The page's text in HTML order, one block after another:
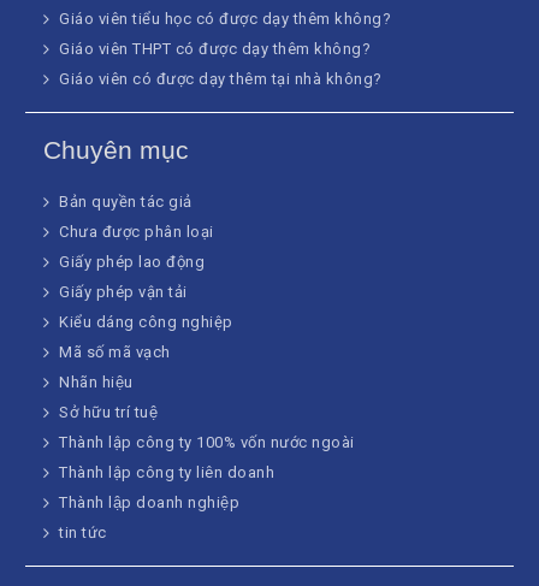
Giáo viên tiểu học có được dạy thêm không?
Giáo viên THPT có được dạy thêm không?
Giáo viên có được dạy thêm tại nhà không?
Chuyên mục
Bản quyền tác giả
Chưa được phân loại
Giấy phép lao động
Giấy phép vận tải
Kiểu dáng công nghiệp
Mã số mã vạch
Nhãn hiệu
Sở hữu trí tuệ
Thành lập công ty 100% vốn nước ngoài
Thành lập công ty liên doanh
Thành lập doanh nghiệp
tin tức